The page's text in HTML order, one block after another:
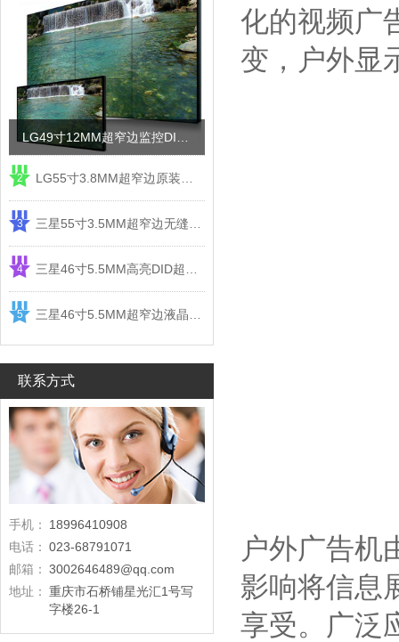
2
3
4
5
联系方式
手机：
18996410908
电话： 023-68791071
邮箱： 3002646489@qq.com
地址： 重庆市石桥铺星光汇1号写
字楼26-1
化的视频广
变，户外显
户外广告机
影响将信息
享受。广泛